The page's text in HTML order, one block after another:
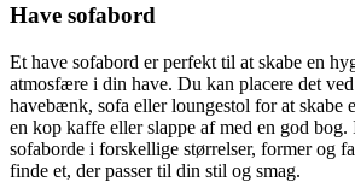
Have sofabord
Et have sofabord er perfekt til at skabe en
atmosfære i din have. Du kan placere det
havebænk, sofa eller loungestol for at skabe
en kop kaffe eller slappe af med en god
sofaborde i forskellige størrelser, former og
finde et, der passer til din stil og smag.